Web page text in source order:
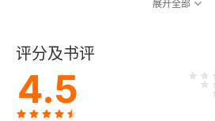
第十章 海螺和眼镜
第十一章 城堡岩
展开全部
评分及书评
4.5